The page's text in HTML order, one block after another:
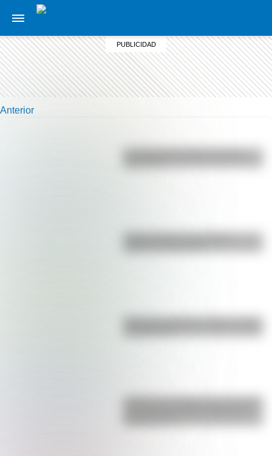
Anterior
Duda resuelta: ¿es el Truco
Bandera de Bolivia: historia, origen
¿Sabías que Argentina tuvo la torre